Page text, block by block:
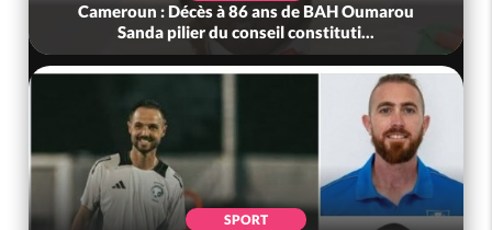
Cameroun : Décès à 86 ans de BAH Oumarou
Sanda pilier du conseil constituti...
SPORT